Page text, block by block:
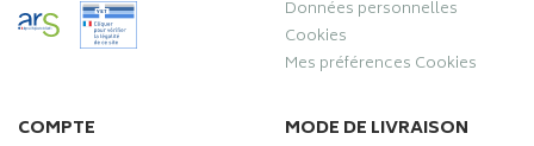
Données personnelles
Cookies
Mes préférences Cookies
COMPTE MODE DE LIVRAISON